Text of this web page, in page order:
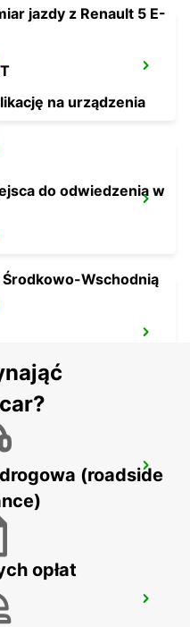
jazdy z Renault 5 E-
na urządzenia
do odwiedzenia w
Wschodnią
(roadside
opłat